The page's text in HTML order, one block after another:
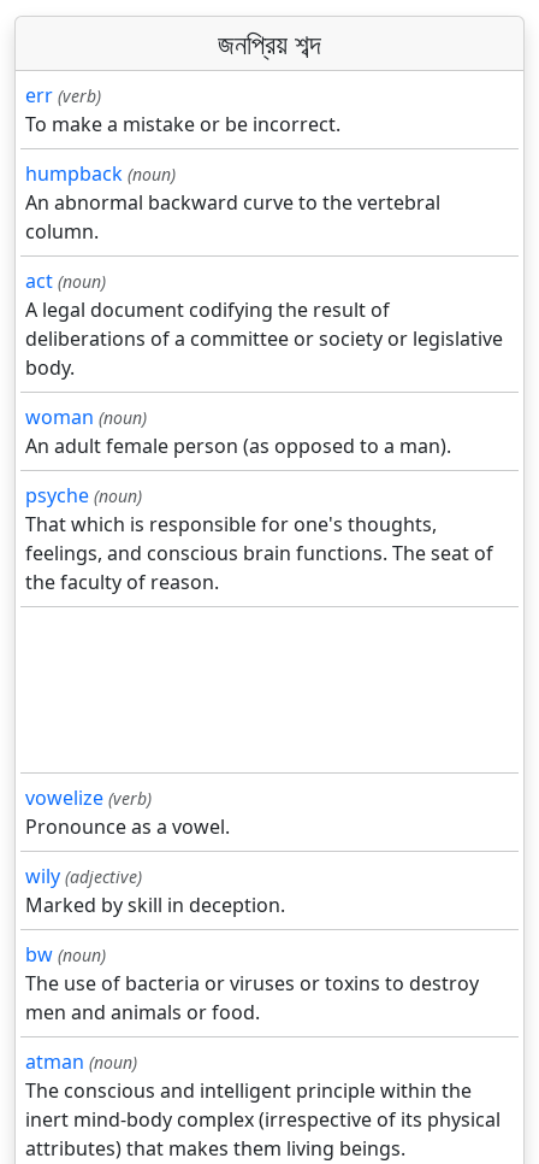
জনপ্রিয় শব্দ
err (verb)
To make a mistake or be incorrect.
humpback (noun)
An abnormal backward curve to the vertebral
column.
act (noun)
A legal document codifying the result of
deliberations of a committee or society or legislative
body.
woman (noun)
An adult female person (as opposed to a man).
psyche (noun)
That which is responsible for one's thoughts,
feelings, and conscious brain functions. The seat of
the faculty of reason.
vowelize (verb)
Pronounce as a vowel.
wily (adjective)
Marked by skill in deception.
bw (noun)
The use of bacteria or viruses or toxins to destroy
men and animals or food.
atman (noun)
The conscious and intelligent principle within the
inert mind-body complex (irrespective of its physical
attributes) that makes them living beings.